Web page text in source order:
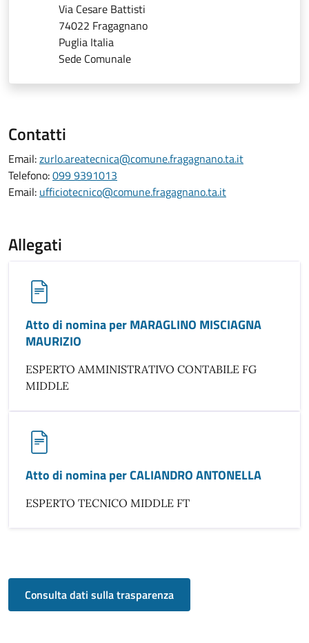
Via Cesare Battisti
74022 Fragagnano
Puglia Italia
Sede Comunale
Contatti
Email:zurlo.areatecnica@comune.fragagnano.ta.it
Telefono:099 9391013
Email: ufficiotecnico@comune.fragagnano.ta.it
Allegati
Atto di nomina per MARAGLINO MISCIAGNA
MAURIZIO
ESPERTO AMMINISTRATIVO CONTABILE FG
MIDDLE
Atto di nomina per CALIANDRO ANTONELLA
ESPERTO TECNICO MIDDLE FT
Consulta dati sulla trasparenza